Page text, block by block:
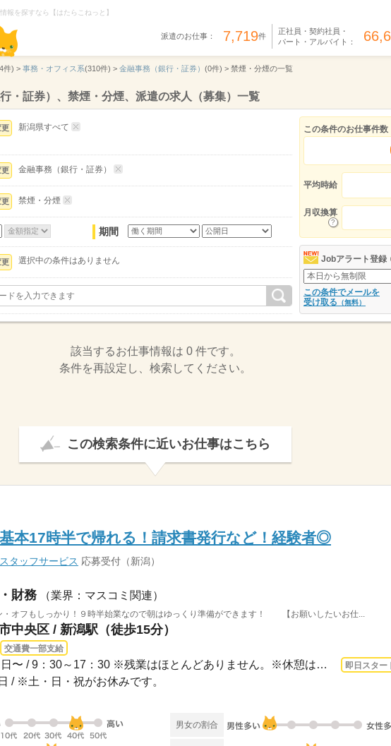
報を探すなら【はたらこねっと】
派遣のお仕事： 7,719件
正社員・契約社員・
パート・アルバイト：
件) > 事務・オフィス系(310件) > 金融事務（銀行・証券） (0件) > 禁煙・分煙の一覧
・証券）、禁煙・分煙、派遣の求人（募集）一覧
更 新潟県すべて
更 金融事務（銀行・証券）
更 禁煙・分煙
期間
更 選択中の条件はありません
この条件のお仕事件数
平均時給
月収換算
Jobアラート登録
この条件でメールを
受け取る （無料）
該当するお仕事情報は 0 件です。
条件を再設定し、検索してください。
この検索条件に近いお仕事はこちら
基本17時半で帰れる！請求書発行など！経験者◎
タッフサービス 応募受付（新潟）
財務 （業界：マスコミ関連）
・オフもしっかり！９時半始業なので朝はゆっくり準備ができます！ 【お願いしたいお仕...
中央区 / 新潟駅（徒歩15分）
交通費一部支給
3ヵ月以上 即日〜 / 9：30～17：30 ※残業はほとんどありません。※休憩は６０分です。 即日スター
/ ※土・日・祝がお休みです。
男女の割合